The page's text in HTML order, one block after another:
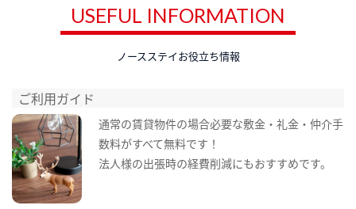
USEFUL INFORMATION
ノースステイお役立ち情報
ご利用ガイド
通常の賃貸物件の場合必要な敷金・礼金・仲介手
数料がすべて無料です！
法人様の出張時の経費削減にもおすすめです。